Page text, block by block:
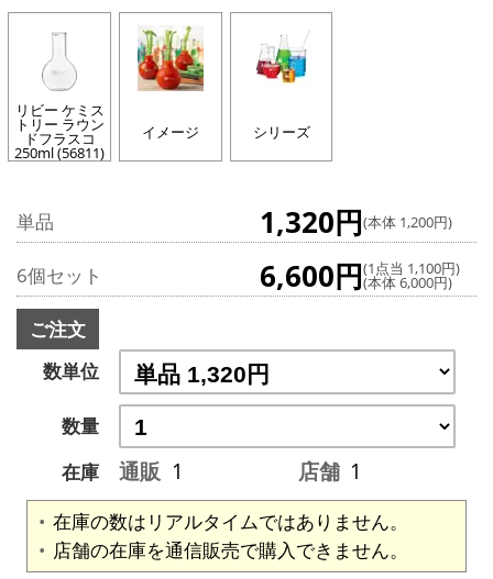
リビー ケミス
トリー ラウン
ドフラスコ
250ml (56811)
イメージ シリーズ
単品 1,320円(本体 1,200円)
6個セット 6,600円(1点当 1,100円)
(本体 6,000円)
ご注文
数単位
数量
在庫
通販 1 店舗 1
在庫の数はリアルタイムではありません。
店舗の在庫を通信販売で購入できません。